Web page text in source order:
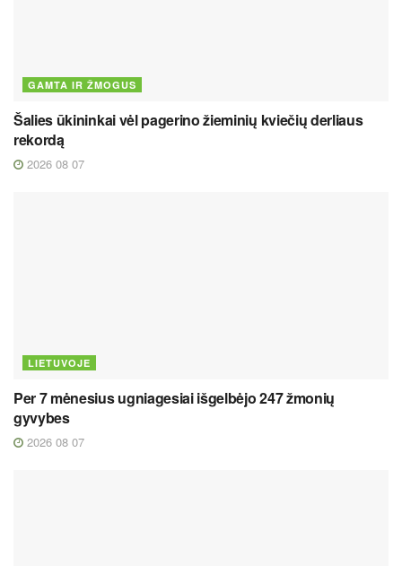
GAMTA IR ŽMOGUS
Šalies ūkininkai vėl pagerino žieminių kviečių derliaus
rekordą
2026 08 07
LIETUVOJE
Per 7 mėnesius ugniagesiai išgelbėjo 247 žmonių
gyvybes
2026 08 07